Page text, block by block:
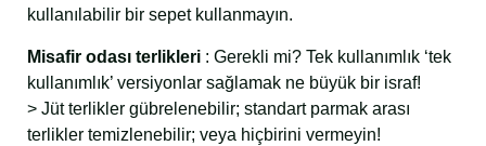
kullanılabilir bir sepet kullanmayın.
Misafir odası terlikleri : Gerekli mi? Tek kullanımlık ‘tek
kullanımlık’ versiyonlar sağlamak ne büyük bir israf!
> Jüt terlikler gübrelenebilir; standart parmak arası
terlikler temizlenebilir; veya hiçbirini vermeyin!